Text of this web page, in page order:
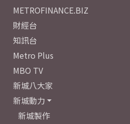
METROFINANCE.BIZ
財經台
知訊台
Metro Plus
MBO TV
新城八大家
新城動力
新城製作